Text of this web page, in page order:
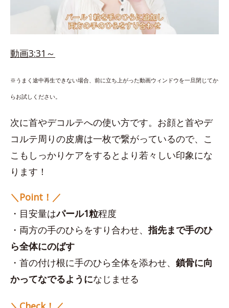
動画3:31～
※うまく途中再生できない場合、前に立ち上がった動画ウィンドウを一旦閉じてか
らお試しください。
次に首やデコルテへの使い方です。お顔と首やデ
コルテ周りの皮膚は一枚で繋がっているので、こ
こもしっかりケアをするとより若々しい印象にな
ります！
＼Point！／
・目安量はパール1粒程度
・両方の手のひらをすり合わせ、指先まで手のひ
ら全体にのばす
・首の付け根に手のひら全体を添わせ、 鎖骨に向
かってなでるようになじませる